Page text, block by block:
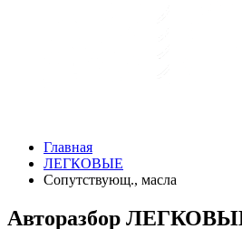
Главная
ЛЕГКОВЫЕ
Сопутствующ., масла
Авторазбор